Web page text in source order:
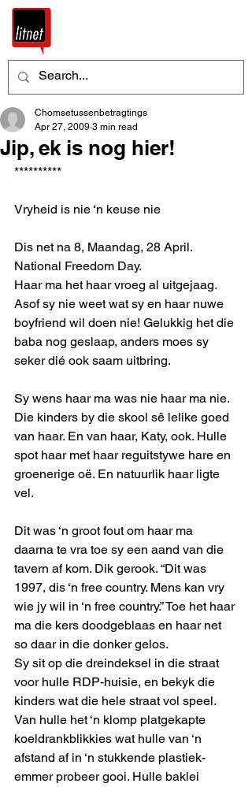
Jip, ek is nog hier!
Chomsetussenbetragtings
Apr 27, 2009 3 min read
**********
Vryheid is nie ‘n keuse nie
Dis net na 8, Maandag, 28 April.
National Freedom Day.
Haar ma het haar vroeg al uitgejaag.
Asof sy nie weet wat sy en haar nuwe
boyfriend wil doen nie! Gelukkig het die
baba nog geslaap, anders moes sy
seker dié ook saam uitbring.
Sy wens haar ma was nie haar ma nie.
Die kinders by die skool sê lelike goed
van haar. En van haar, Katy, ook. Hulle
spot haar met haar reguitstywe hare en
groenerige oë. En natuurlik haar ligte
vel.
Dit was ‘n groot fout om haar ma
daarna te vra toe sy een aand van die
tavern af kom. Dik gerook. “Dit was
1997, dis ‘n free country. Mens kan vry
wie jy wil in ‘n free country.” Toe het haar
ma die kers doodgeblaas en haar net
so daar in die donker gelos.
Sy sit op die dreindeksel in die straat
voor hulle RDP-huisie, en bekyk die
kinders wat die hele straat vol speel.
Van hulle het ‘n klomp platgekapte
koeldrankblikkies wat hulle van ‘n
afstand af in ‘n stukkende plastiek-
emmer probeer gooi. Hulle baklei